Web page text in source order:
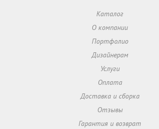
Каталог
О компании
Портфолио
Дизайнерам
Услуги
Оплата
Доставка и сборка
Отзывы
Гарантия и возврат